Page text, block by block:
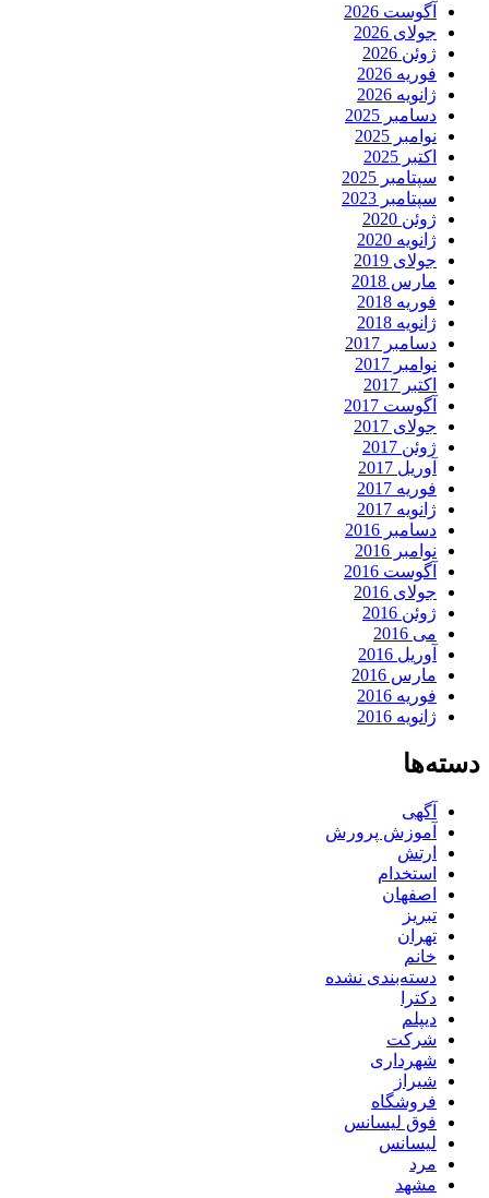
آگوست 2026
جولای 2026
ژوئن 2026
فوریه 2026
ژانویه 2026
دسامبر 2025
نوامبر 2025
اکتبر 2025
سپتامبر 2025
سپتامبر 2023
ژوئن 2020
ژانویه 2020
جولای 2019
مارس 2018
فوریه 2018
ژانویه 2018
دسامبر 2017
نوامبر 2017
اکتبر 2017
آگوست 2017
جولای 2017
ژوئن 2017
آوریل 2017
فوریه 2017
ژانویه 2017
دسامبر 2016
نوامبر 2016
آگوست 2016
جولای 2016
ژوئن 2016
می 2016
آوریل 2016
مارس 2016
فوریه 2016
ژانویه 2016
دسته‌ها
آگهی
آموزش پرورش
ارتش
استخدام
اصفهان
تبریز
تهران
خانم
دسته‌بندی نشده
دکترا
دیپلم
شرکت
شهرداری
شیراز
فروشگاه
فوق لیسانس
لیسانس
مرد
مشهد